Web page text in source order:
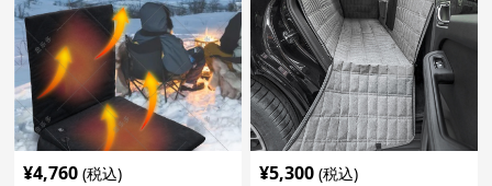
¥4,760 (税込) ¥5,300 (税込)